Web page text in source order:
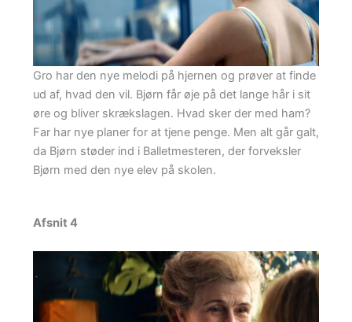
Gro har den nye melodi på hjernen og prøver at finde
ud af, hvad den vil. Bjørn får øje på det lange hår i sit
øre og bliver skrækslagen. Hvad sker der med ham?
Far har nye planer for at tjene penge. Men alt går galt,
da Bjørn støder ind i Balletmesteren, der forveksler
Bjørn med den nye elev på skolen.
Afsnit 4